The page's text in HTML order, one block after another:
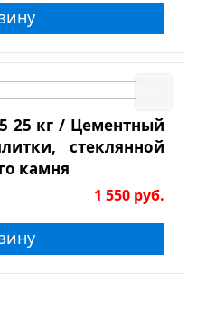
25 кг / Цементный
стеклянной
камня
1 550 руб.